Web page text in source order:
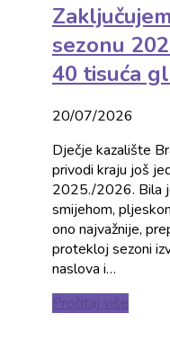
sezonu
40 tisuća
20/07/2026
Dječje kazalište
privodi kraju još
2025./2026. Bila
smijehom,
ono najvažnije,
protekloj sezoni
naslova i…
Pročitaj više